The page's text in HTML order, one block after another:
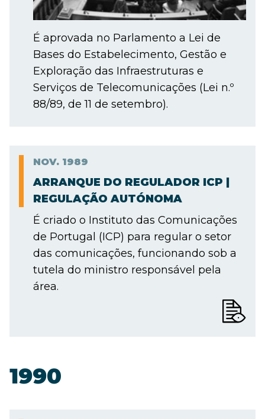
É aprovada no Parlamento a Lei de
Bases do Estabelecimento, Gestão e
Exploração das Infraestruturas e
Serviços de Telecomunicações (Lei n.º
88/89, de 11 de setembro).
NOV. 1989
ARRANQUE DO REGULADOR ICP |
REGULAÇÃO AUTÓNOMA
É criado o Instituto das Comunicações
de Portugal (ICP) para regular o setor
das comunicações, funcionando sob a
tutela do ministro responsável pela
área.
1990